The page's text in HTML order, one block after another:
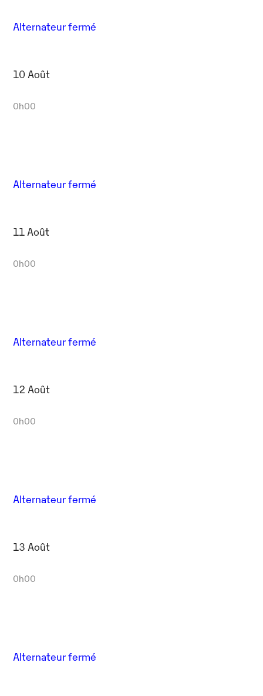
Alternateur fermé
10 Août
0h00
Alternateur fermé
11 Août
0h00
Alternateur fermé
12 Août
0h00
Alternateur fermé
13 Août
0h00
Alternateur fermé